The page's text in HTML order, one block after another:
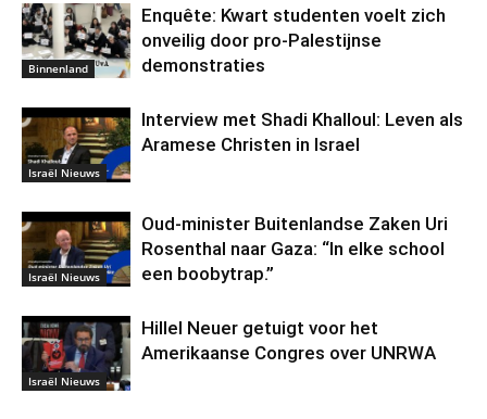
Binnenland
Enquête: Kwart studenten voelt zich
onveilig door pro-Palestijnse
demonstraties
Israël Nieuws
Interview met Shadi Khalloul: Leven als
Aramese Christen in Israel
Israël Nieuws
Oud-minister Buitenlandse Zaken Uri
Rosenthal naar Gaza: “In elke school
een boobytrap.”
Israël Nieuws
Hillel Neuer getuigt voor het
Amerikaanse Congres over UNRWA